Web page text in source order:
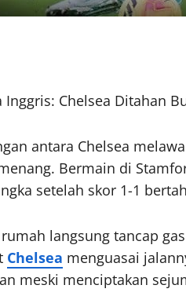
Inggris: Chelsea Ditahan
antara Chelsea
Bermain di
setelah skor 1-1
langsung tancap
Chelsea menguasai
meski menciptakan